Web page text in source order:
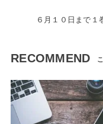
６月１０日まで１
RECOMMEND